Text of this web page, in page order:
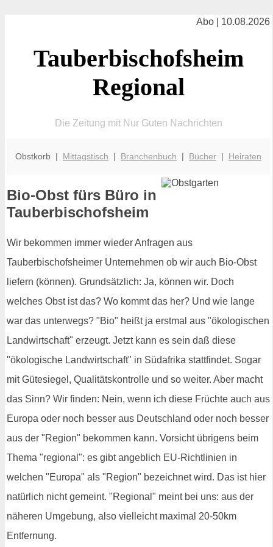
Abo | 10.08.2026
Tauberbischofsheim
Regional
Die Zeitung mit Nur Guten Nachrichten
Obstkorb | Mittagstisch | Branchenbuch | Bücher | Heiraten
Bio-Obst fürs Büro in
Tauberbischofsheim
Wir bekommen immer wieder Anfragen aus
Tauberbischofsheimer Unternehmen ob wir auch Bio-Obst
liefern (können). Grundsätzlich: Ja, können wir. Doch
welches Obst ist das? Wo kommt das her? Und wie lange
war das unterwegs? "Bio" heißt ja erstmal aus "ökologischen
Landwirtschaft" erzeugt. Jetzt kann es sein daß diese
"ökologische Landwirtschaft" in Südafrika stattfindet. Sogar
mit Gütesiegel, Qualitätskontrolle und so weiter. Aber macht
das Sinn? Wir finden: Nein, wenn ich diese Früchte auch aus
Europa oder noch besser aus Deutschland oder noch besser
aus der "Region" bekommen kann. Vorsicht übrigens beim
Thema "regional": es gibt angeblich EU-Richtlinien in
welchen "Europa" als "Region" bezeichnet wird. Das ist hier
natürlich nicht gemeint. "Regional" meint bei uns: aus der
näheren Umgebung, also vielleicht maximal 20-50km
Entfernung.